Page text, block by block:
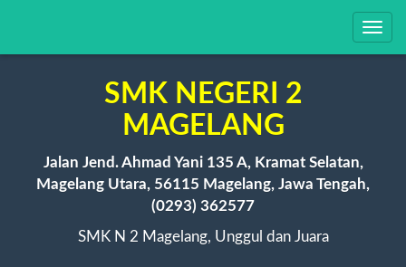
SMK NEGERI 2
MAGELANG
Jalan Jend. Ahmad Yani 135 A, Kramat Selatan,
Magelang Utara, 56115 Magelang, Jawa Tengah,
(0293) 362577
SMK N 2 Magelang, Unggul dan Juara